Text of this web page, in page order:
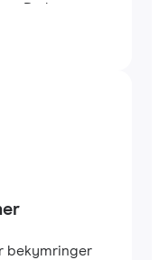
Du kan
af få
bekymringer